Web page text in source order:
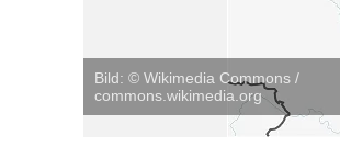
Bild: © Wikimedia Commons /
commons.wikimedia.org